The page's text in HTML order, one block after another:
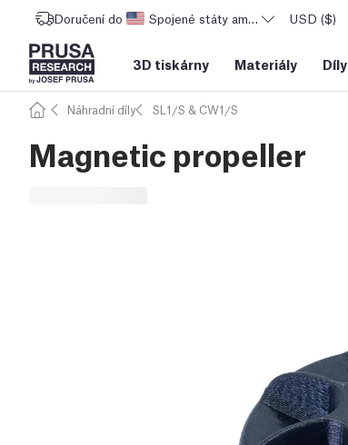
Doručení do Spojené státy americké USD ($)
3D tiskárny Materiály Díly
Náhradní díly SL1/S & CW1/S
Magnetic propeller